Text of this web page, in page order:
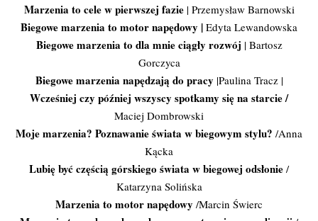
Marzenia to cele w pierwszej fazie| Przemysław Barnowski
Biegowe marzenia to motor napędowy | Edyta Lewandowska
Biegowe marzenia to dla mnie ciągły rozwój | Bartosz
Gorczyca
Biegowe marzenia napędzają do pracy |Paulina Tracz |
Wcześniej czy później wszyscy spotkamy się na starcie /
Maciej Dombrowski
Moje marzenia? Poznawanie świata w biegowym stylu? /Anna
Kącka
Lubię być częścią górskiego świata w biegowej odsłonie /
Katarzyna Solińska
Marzenia to motor napędowy /Marcin Świerc